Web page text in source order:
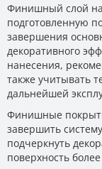
Финишный слой
подготовленную
завершения
декоративного
нанесения,
также учитывать
дальнейшей
Финишные
завершить
подчеркнуть
поверхность